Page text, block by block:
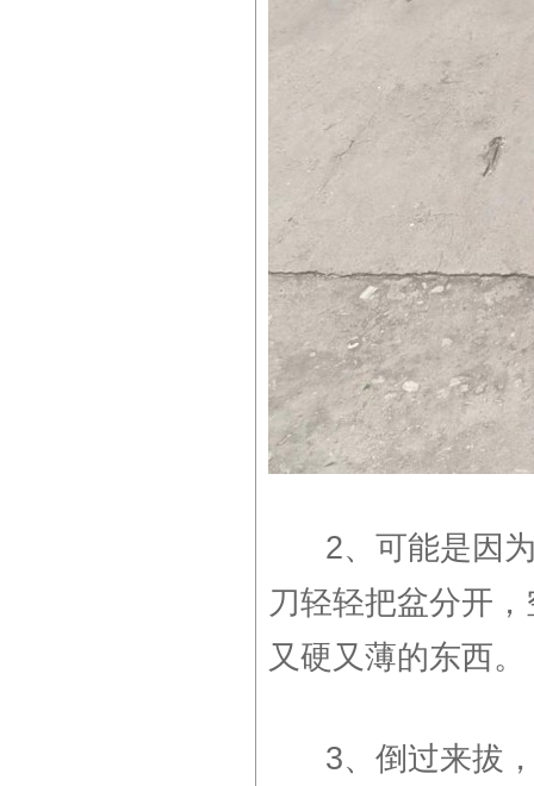
2、可能是因为
刀轻轻把盆分开
又硬又薄的东西。
3、倒过来拔，